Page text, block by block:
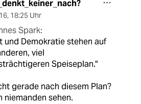
, 18:25 Uhr
Spark:
und Demokratie stehen auf
viel
Speiseplan."
gerade nach diesem Plan?
niemanden sehen.